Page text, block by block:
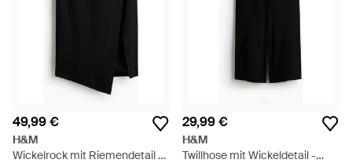
49,99 €
H&M
Wickelrock mit Riemendetail -
29,99 €
H&M
Twillhose mit Wickeldetail -